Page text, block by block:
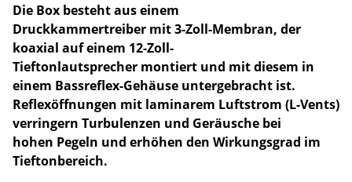
Die Box besteht aus einem
Druckkammertreiber mit 3-Zoll-Membran, der
koaxial auf einem 12-Zoll-
Tieftonlautsprecher montiert und mit diesem in
einem Bassreflex-Gehäuse untergebracht ist.
Reflexöffnungen mit laminarem Luftstrom (L-Vents)
verringern Turbulenzen und Geräusche bei
hohen Pegeln und erhöhen den Wirkungsgrad im
Tieftonbereich.